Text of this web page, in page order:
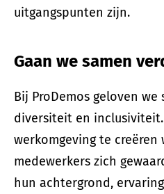
uitgangspunten zijn.
Gaan we samen
Bij ProDemos geloven
diversiteit en
werkomgeving te creëren
medewerkers zich
hun achtergrond,